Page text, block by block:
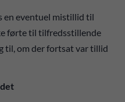
en eventuel mistillid til
førte til tilfredsstillende
til, om der fortsat var tillid